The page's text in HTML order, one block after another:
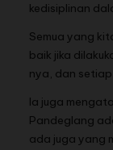
kedisiplinan
Semua yang
baik jika
nya, dan
Ia juga
Pandeglang
ada juga yang